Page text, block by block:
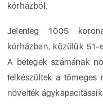
kórházból.
Jelenleg 1005
kórházban, közülük 51-
A betegek számának
felkészültek a tömeges
növelték